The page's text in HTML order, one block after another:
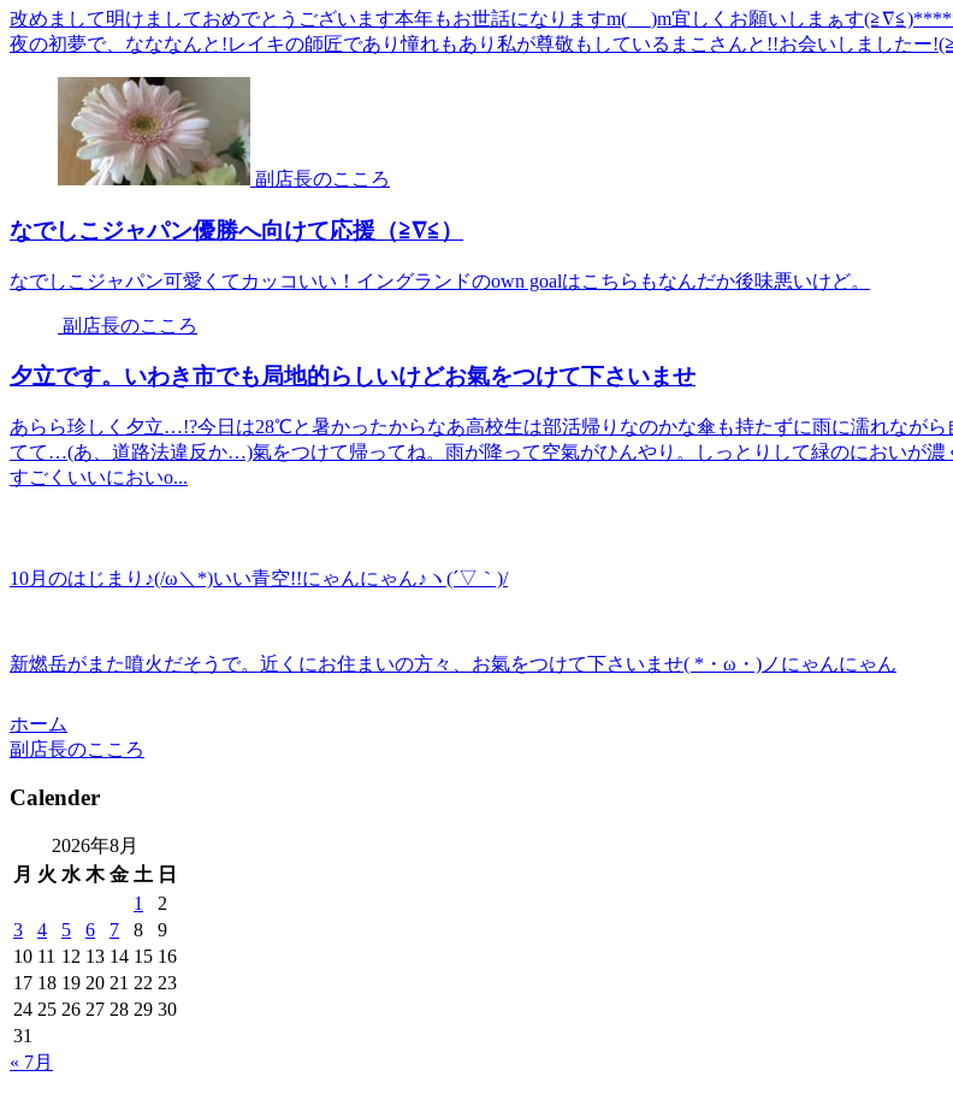
改めまして明けましておめでとうございます本年もお世話になりますm(_ _)m宜しくお願いしまぁす
夜の初夢で、なななんと!レイキの師匠であり憧れもあり私が尊敬もしているまこさんと!!お会いしましたー
副店長のこころ
なでしこジャパン優勝へ向けて応援（≧∇≦）
なでしこジャパン可愛くてカッコいい！イングランドのown goalはこちらもなんだか後味悪いけど。
副店長のこころ
夕立です。いわき市でも局地的らしいけどお氣をつけて下さいませ
あらら珍しく夕立…!?今日は28℃と暑かったからなあ高校生は部活帰りなのかな傘も持たずに雨に濡れながら
てて…(あ、道路法違反か…)氣をつけて帰ってね。雨が降って空氣がひんやり。しっとりして緑のにおいが
すごくいいにおいo...
10月のはじまり♪(/ω＼*)いい青空!!にゃんにゃん♪ヽ(´▽｀)/
新燃岳がまた噴火だそうで。近くにお住まいの方々、お氣をつけて下さいませ( *・ω・)ノにゃんにゃん
ホーム
副店長のこころ
Calender
2026年8月
月 火 水 木 金 土 日
1
2
3
4 5 6 7 8
9
10 11 12 13 14 15 16
17 18 19 20 21 22 23
24 25 26 27 28 29 30
31
« 7月